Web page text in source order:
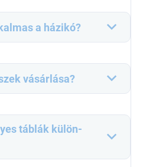
a házikó?
vásárlása?
táblák külön-